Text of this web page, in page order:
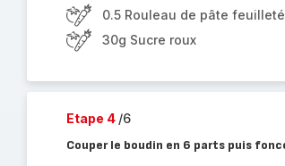
0.5 Rouleau de pâte
30g Sucre roux
Etape 4 /6
Couper le boudin en 6 parts puis